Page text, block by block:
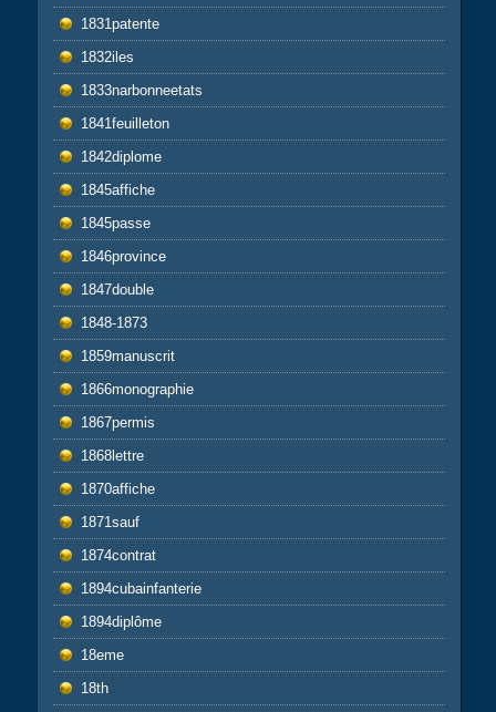
1831patente
1832iles
1833narbonneetats
1841feuilleton
1842diplome
1845affiche
1845passe
1846province
1847double
1848-1873
1859manuscrit
1866monographie
1867permis
1868lettre
1870affiche
1871sauf
1874contrat
1894cubainfanterie
1894diplôme
18eme
18th